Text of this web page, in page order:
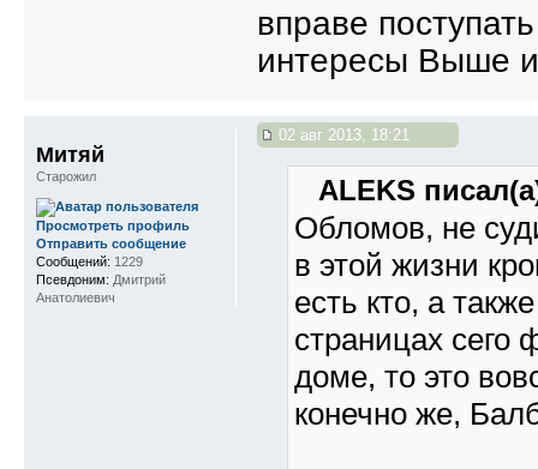
вправе
интересы Выше
02 авг 2013, 18:21
ALEKS
Обломов, не
в этой жизни
есть кто, а
страницах сего
доме, то это
конечно же,
Митяй
Старожил
Просмотреть профиль
Отправить сообщение
Сообщений: 1229
Псевдоним: Дмитрий
Анатолиевич